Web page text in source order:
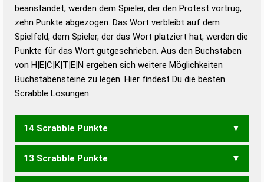
Duden – Standardwerk in 12 Bänden
Duden – Richtiges und gutes
Deutsch
Duden – Die deutsche Grammatik
Duden – Deutsches
beanstandet, werden dem Spieler, der den Protest vortrug,
zehn Punkte abgezogen. Das Wort verbleibt auf dem
Spielfeld, dem Spieler, der das Wort platziert hat, werden die
Punkte für das Wort gutgeschrieben. Aus den Buchstaben
von H|E|C|K|T|E|N ergeben sich weitere Möglichkeiten
Buchstabensteine zu legen. Hier findest Du die besten
Scrabble Lösungen:
14 Scrabble Punkte
KNECHTE
13 Scrabble Punkte